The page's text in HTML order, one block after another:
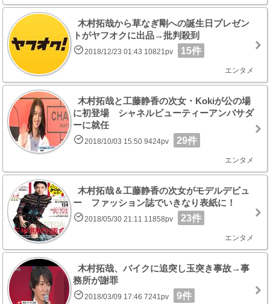
木村拓哉から草なぎ剛への誕生日プレゼン
トがヤフオクに出品→批判殺到
2018/12/23 01:43 10821pv 15件
エンタメ
木村拓哉と工藤静香の次女・Kokiが公の場
に初登場 シャネルビューティーアンバサダ
ーに就任
2018/10/03 15:50 9424pv 29件
エンタメ
木村拓哉＆工藤静香の次女がモデルデビュ
ー ファッション誌でいきなり表紙に！
2018/05/30 21:11 11858pv 23件
エンタメ
木村拓哉、バイクに追突し玉突き事故→事
務所が謝罪
2018/03/09 17:46 7241pv 9件